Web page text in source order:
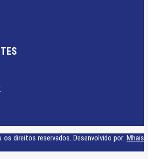
direitos reservados. Desenvolvido por: Mhais